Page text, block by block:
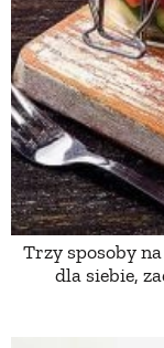
Trzy sposoby
dla siebie,